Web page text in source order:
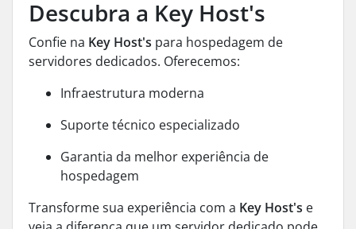
Descubra a Key Host's
Confie na Key Host's para hospedagem de
servidores dedicados. Oferecemos:
Infraestrutura moderna
Suporte técnico especializado
Garantia da melhor experiência de
hospedagem
Transforme sua experiência com a Key Host's e